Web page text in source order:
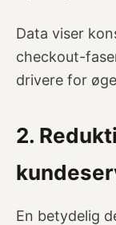
Data viser
checkout-
drivere for
2.
En betydelig